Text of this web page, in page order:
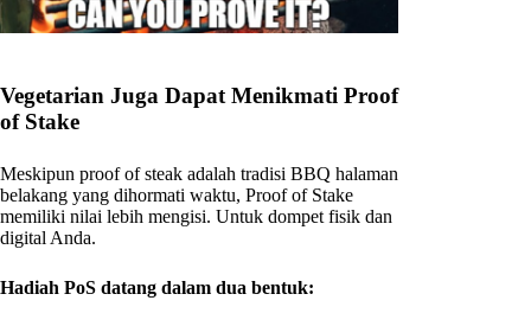
Vegetarian Juga Dapat Menikmati Proof
of Stake
Meskipun proof of steak adalah tradisi BBQ halaman
belakang yang dihormati waktu, Proof of Stake
memiliki nilai lebih mengisi. Untuk dompet fisik dan
digital Anda.
Hadiah PoS datang dalam dua bentuk: